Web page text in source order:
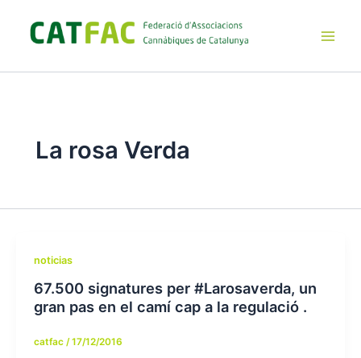
contenido
La rosa Verda
noticias
67.500 signatures per #Larosaverda, un
gran pas en el camí cap a la regulació .
catfac /17/12/2016